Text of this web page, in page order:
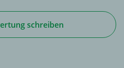
schreiben